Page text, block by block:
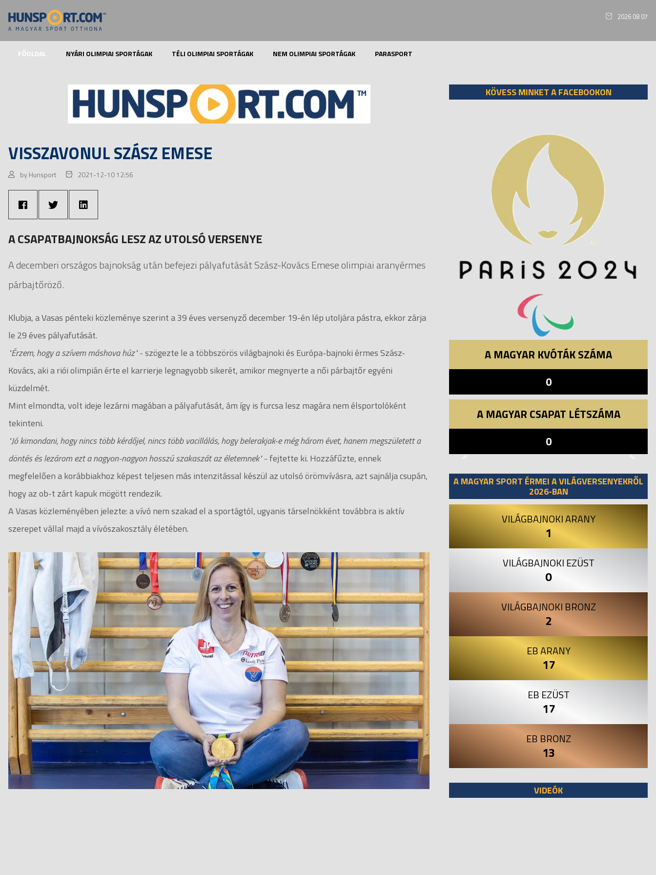
2026 08 07
FŐOLDAL NYÁRI OLIMPIAI SPORTÁGAK TÉLI OLIMPIAI SPORTÁGAK NEM OLIMPIAI SPORTÁGAK PARASPORT
VISSZAVONUL SZÁSZ EMESE
by Hunsport 2021-12-10 12:56
A CSAPATBAJNOKSÁG LESZ AZ UTOLSÓ VERSENYE
A decemberi országos bajnokság után befejezi pályafutását Szász-Kovács Emese olimpiai aranyérmes
párbajtőröző.
Klubja, a Vasas pénteki közleménye szerint a 39 éves versenyző december 19-én lép utoljára pástra, ekkor zárja
le 29 éves pályafutását.
"Érzem, hogy a szívem máshova húz"- szögezte le a többszörös világbajnoki és Európa-bajnoki érmes Szász-
Kovács, aki a riói olimpián érte el karrierje legnagyobb sikerét, amikor megnyerte a női párbajtőr egyéni
küzdelmét.
Mint elmondta, volt ideje lezárni magában a pályafutását, ám így is furcsa lesz magára nem élsportolóként
tekinteni.
"Jó kimondani, hogy nincs több kérdőjel, nincs több vacillálás, hogy belerakjak-e még három évet, hanem megszületett a
döntés és lezárom ezt a nagyon-nagyon hosszú szakaszát az életemnek"- fejtette ki. Hozzáfűzte, ennek
megfelelően a korábbiakhoz képest teljesen más intenzitással készül az utolsó örömvívásra, azt sajnálja csupán,
hogy az ob-t zárt kapuk mögött rendezik.
A Vasas közleményében jelezte: a vívó nem szakad el a sportágtól, ugyanis társelnökként továbbra is aktív
szerepet vállal majd a vívószakosztály életében.
KÖVESS MINKET A FACEBOOKON
A MAGYAR KVÓTÁK SZÁMA
0
A MAGYAR CSAPAT LÉTSZÁMA
0
A MAGYAR SPORT ÉRMEI A VILÁGVERSENYEKRŐL
2026-BAN
VILÁGBAJNOKI ARANY
1
VILÁGBAJNOKI EZÜST
0
VILÁGBAJNOKI BRONZ
2
EB ARANY
17
EB EZÜST
17
EB BRONZ
13
VIDEÓK